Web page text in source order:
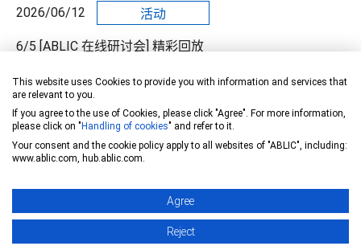
2026/06/12 活动
6/5 [ABLIC 在线研讨会] 精彩回放
2026/04/24
6/5 [ABLIC 在线研讨会] 降低汽车 48V 架构中待机电流的
电源设计
美蓓亚三美 最新信息
2025
This website uses Cookies to provide you with information and services that
are relevant to you.
If you agree to the use of Cookies, please click "Agree". For more information,
please click on "Handling of cookies" and refer to it.
Your consent and the cookie policy apply to all websites of "ABLIC", including:
www.ablic.com, hub.ablic.com.
Agree
Reject